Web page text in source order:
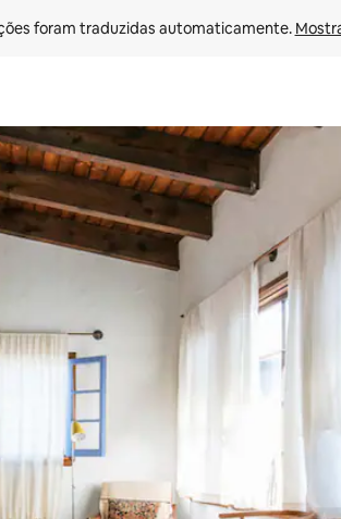
foram traduzidas automaticamente.
seta para cima e para baixo do teclado ou